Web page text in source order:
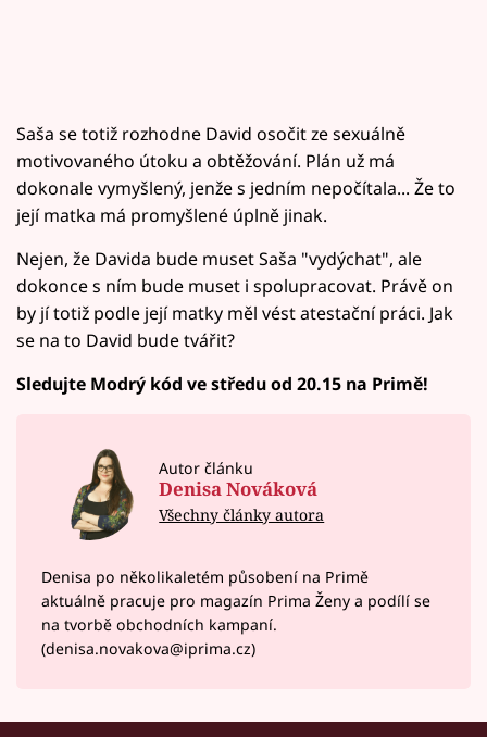
Saša se totiž rozhodne David osočit ze sexuálně
motivovaného útoku a obtěžování. Plán už má
dokonale vymyšlený, jenže s jedním nepočítala... Že to
její matka má promyšlené úplně jinak.
Nejen, že Davida bude muset Saša "vydýchat", ale
dokonce s ním bude muset i spolupracovat. Právě on
by jí totiž podle její matky měl vést atestační práci. Jak
se na to David bude tvářit?
Sledujte Modrý kód ve středu od 20.15 na Primě!
Autor článku
Denisa Nováková
Všechny články autora
Denisa po několikaletém působení na Primě
aktuálně pracuje pro magazín Prima Ženy a podílí se
na tvorbě obchodních kampaní.
(denisa.novakova@iprima.cz)